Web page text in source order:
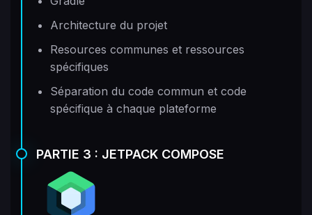
Architecture du projet
Resources communes et ressources
spécifiques
Séparation du code commun et code
spécifique à chaque plateforme
PARTIE 3 : JETPACK COMPOSE